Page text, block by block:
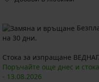
на 30 дни.
Стока за изпращане
Поръчайте още днес и
- 13.08.2026